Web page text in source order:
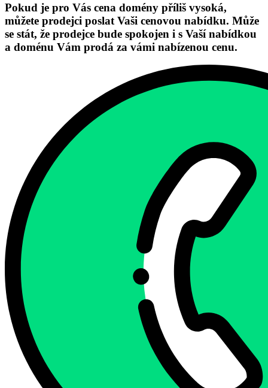
Pokud je pro Vás cena domény příliš vysoká,
můžete prodejci poslat Vaši cenovou nabídku. Může
se stát, že prodejce bude spokojen i s Vaší nabídkou
a doménu Vám prodá za vámi nabízenou cenu.